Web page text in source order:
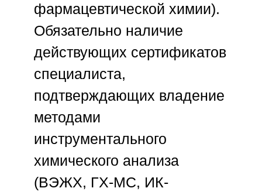
фармацевтической химии).
Обязательно наличие
действующих сертификатов
специалиста,
подтверждающих владение
методами
инструментального
химического анализа
(ВЭЖХ, ГХ-МС, ИК-